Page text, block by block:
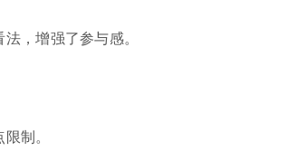
，增强了参与感。
制。